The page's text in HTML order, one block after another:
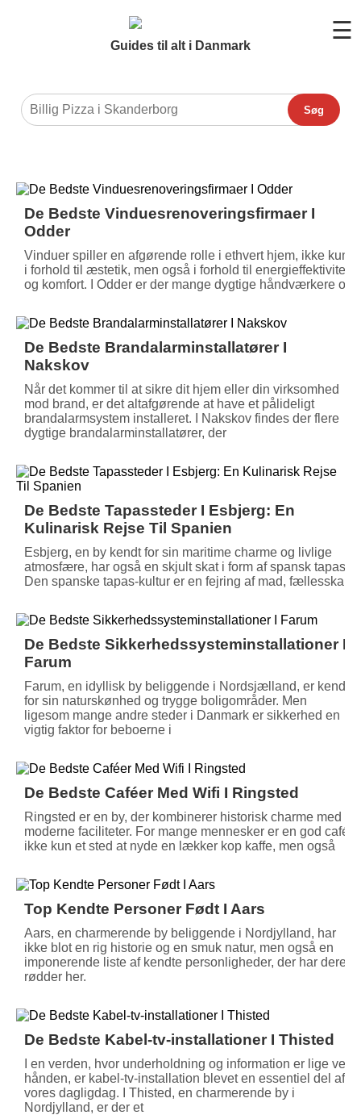
Guides til alt i Danmark
☰
Søg
De Bedste Vinduesrenoveringsfirmaer I
Odder
Vinduer spiller en afgørende rolle i ethvert hjem, ikke kun
i forhold til æstetik, men også i forhold til energieffektivitet
og komfort. I Odder er der mange dygtige håndværkere og
De Bedste Brandalarminstallatører I
Nakskov
Når det kommer til at sikre dit hjem eller din virksomhed
mod brand, er det altafgørende at have et pålideligt
brandalarmsystem installeret. I Nakskov findes der flere
dygtige brandalarminstallatører, der
De Bedste Tapassteder I Esbjerg: En
Kulinarisk Rejse Til Spanien
Esbjerg, en by kendt for sin maritime charme og livlige
atmosfære, har også en skjult skat i form af spansk tapas.
Den spanske tapas-kultur er en fejring af mad, fællesskab
De Bedste Sikkerhedssysteminstallationer I
Farum
Farum, en idyllisk by beliggende i Nordsjælland, er kendt
for sin naturskønhed og trygge boligområder. Men
ligesom mange andre steder i Danmark er sikkerhed en
vigtig faktor for beboerne i
De Bedste Caféer Med Wifi I Ringsted
Ringsted er en by, der kombinerer historisk charme med
moderne faciliteter. For mange mennesker er en god café
ikke kun et sted at nyde en lækker kop kaffe, men også
Top Kendte Personer Født I Aars
Aars, en charmerende by beliggende i Nordjylland, har
ikke blot en rig historie og en smuk natur, men også en
imponerende liste af kendte personligheder, der har deres
rødder her.
De Bedste Kabel-tv-installationer I Thisted
I en verden, hvor underholdning og information er lige ved
hånden, er kabel-tv-installation blevet en essentiel del af
vores dagligdag. I Thisted, en charmerende by i
Nordjylland, er der et